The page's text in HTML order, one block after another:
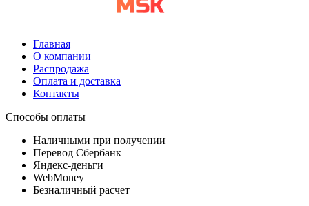
Главная
О компании
Распродажа
Оплата и доставка
Контакты
Способы оплаты
Наличными при получении
Перевод Сбербанк
Яндекс-деньги
WebMoney
Безналичный расчет